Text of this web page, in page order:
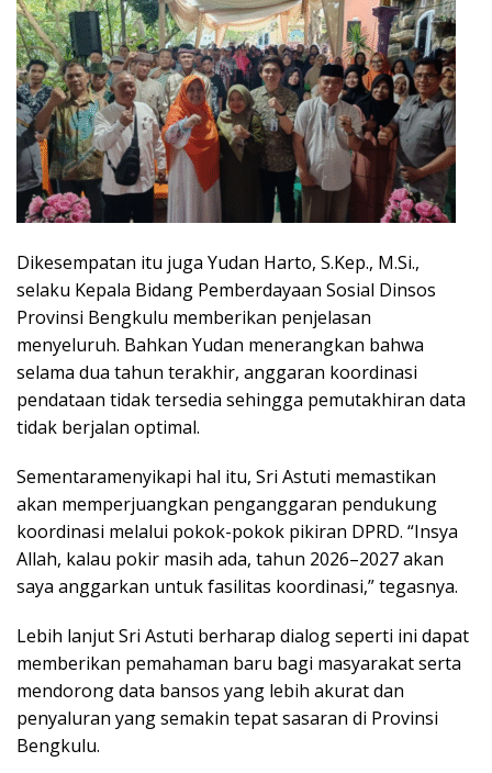
Dikesempatan itu juga Yudan Harto, S.Kep., M.Si.,
selaku Kepala Bidang Pemberdayaan Sosial Dinsos
Provinsi Bengkulu memberikan penjelasan
menyeluruh. Bahkan Yudan menerangkan bahwa
selama dua tahun terakhir, anggaran koordinasi
pendataan tidak tersedia sehingga pemutakhiran data
tidak berjalan optimal.
Sementaramenyikapi hal itu, Sri Astuti memastikan
akan memperjuangkan penganggaran pendukung
koordinasi melalui pokok-pokok pikiran DPRD. “Insya
Allah, kalau pokir masih ada, tahun 2026–2027 akan
saya anggarkan untuk fasilitas koordinasi,” tegasnya.
Lebih lanjut Sri Astuti berharap dialog seperti ini dapat
memberikan pemahaman baru bagi masyarakat serta
mendorong data bansos yang lebih akurat dan
penyaluran yang semakin tepat sasaran di Provinsi
Bengkulu.